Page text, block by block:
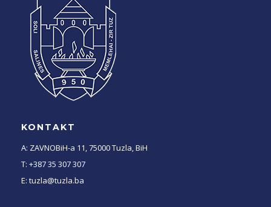
KONTAKT
A: ZAVNOBiH-a 11, 75000 Tuzla, BiH
T: +387 35 307 307
E: tuzla@tuzla.ba